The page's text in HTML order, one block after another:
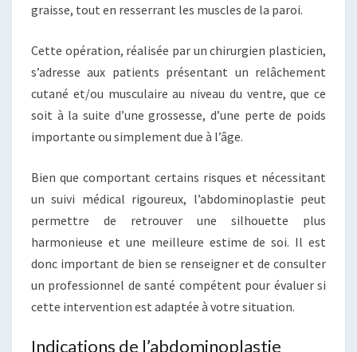
graisse, tout en resserrant les muscles de la paroi.
Cette opération, réalisée par un chirurgien plasticien,
s’adresse aux patients présentant un relâchement
cutané et/ou musculaire au niveau du ventre, que ce
soit à la suite d’une grossesse, d’une perte de poids
importante ou simplement due à l’âge.
Bien que comportant certains risques et nécessitant
un suivi médical rigoureux, l’abdominoplastie peut
permettre de retrouver une silhouette plus
harmonieuse et une meilleure estime de soi. Il est
donc important de bien se renseigner et de consulter
un professionnel de santé compétent pour évaluer si
cette intervention est adaptée à votre situation.
Indications de l’abdominoplastie